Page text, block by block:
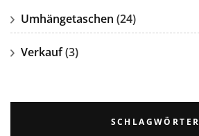
Umhängetaschen (24)
Verkauf(3)
SCHLAGWÖRTER